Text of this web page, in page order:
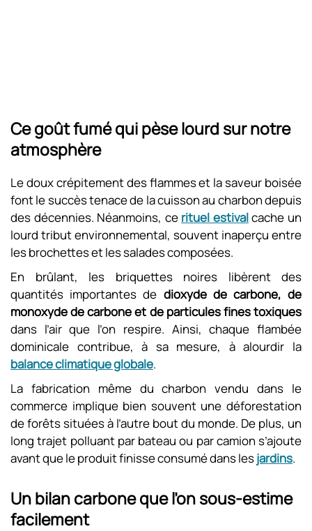
Ce goût fumé qui pèse lourd sur notre
atmosphère
Le doux crépitement des flammes et la saveur boisée
font le succès tenace de la cuisson au charbon depuis
des décennies. Néanmoins, ce rituel estivalcache un
lourd tribut environnemental, souvent inaperçu entre
les brochettes et les salades composées.
En brûlant, les briquettes noires libèrent des
quantités importantes de dioxyde de carbone, de
monoxyde de carbone et de particules fines toxiques
dans l’air que l’on respire. Ainsi, chaque flambée
dominicale contribue, à sa mesure, à alourdir la
balance climatique globale.
La fabrication même du charbon vendu dans le
commerce implique bien souvent une déforestation
de forêts situées à l’autre bout du monde. De plus, un
long trajet polluant par bateau ou par camion s’ajoute
avant que le produit finisse consumé dans lesjardins.
Un bilan carbone que l’on sous-estime
facilement